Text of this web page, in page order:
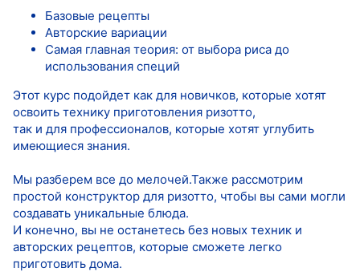
Базовые рецепты
Авторские вариации
Самая главная теория: от выбора риса до
использования специй
Этот курс подойдет как для новичков, которые хотят
освоить технику приготовления ризотто,
так и для профессионалов, которые хотят углубить
имеющиеся знания.
Мы разберем все до мелочей.Также рассмотрим
простой конструктор для ризотто, чтобы вы сами могли
создавать уникальные блюда.
И конечно, вы не останетесь без новых техник и
авторских рецептов, которые сможете легко
приготовить дома.